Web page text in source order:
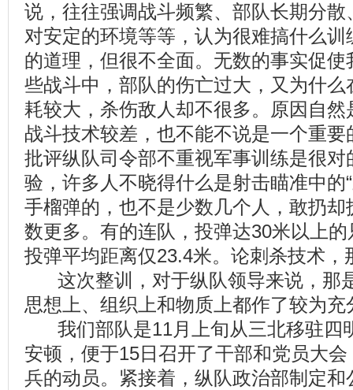
说，往往强调战斗频繁、部队长期分
对安定的环境等等，认为很难搞什么
的道理，但很不全面。无数的事实促
些战斗中，部队的伤亡过大，又为什
耗较大，杀伤敌人却不很多。原因自
战斗技术较差，也不能不说是一个重
批评纵队司令部不重视军事训练是很
验，许多人不晓得什么是射击瞄准中的
手榴弹的，也不是少数几个人，敢扔
数更多。有的连队，投弹达30米以上
投弹平均距离仅23.4米。论刺杀技术，
这次整训，对于纵队领导来说，那
思想上、组织上和物质上都作了较为充
我们部队是11月上旬从三北移驻四
安顿，便于15日召开了干部和党员大
兵的动员。紧接着，纵队政治部制定